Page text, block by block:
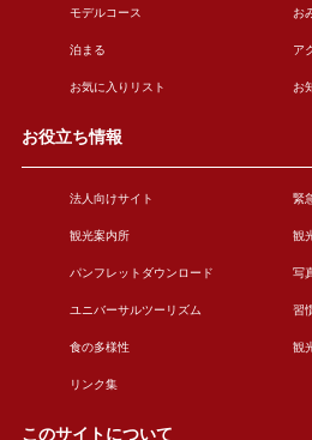
モデルコース お
泊まる ア
お気に入りリスト お
お役立ち情報
法人向けサイト 緊
観光案内所 観
パンフレットダウンロード 写
ユニバーサルツーリズム 習
食の多様性 観
リンク集
このサイトについて